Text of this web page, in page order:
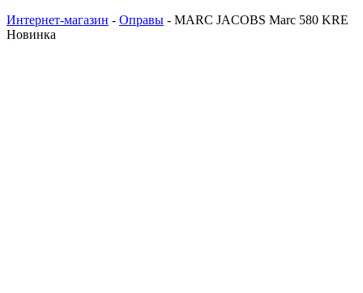
Интернет-магазин - Оправы - MARC JACOBS Marc 580 KRE
Новинка